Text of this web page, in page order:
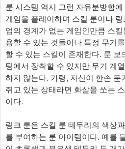
룬 시스템 역시 그런 자유분방함
게임을 플레이하며 스킬 룬이나
업의 경계가 없는 게임인만큼 스
용할 수 있는 것들이나 특정 무기
할 수 있는 스킬이 존재한다. 룬 보
팅에서 장착할 수 있지만 무기 계
하지 않는다. 가령, 자신이 한손 둔
쥐고 있는 상태라면 화살을 쏘는
이다.
링크 룬은 스킬 룬 테두리의 색상
를 부여하는 룬 아이템이다. 예를